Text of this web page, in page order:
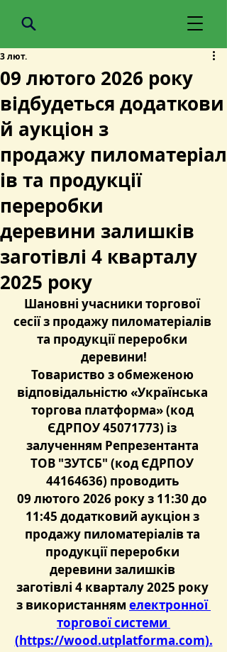
09 лютого 2026 року
відбудеться додаткови
й аукціон з
продажу пиломатеріал
ів та продукції
переробки
деревини залишків
заготівлі 4 кварталу
2025 року
3 лют.
Шановні учасники торгової
сесії з продажу пиломатеріалів
та продукції переробки
деревини!
Товариство з обмеженою
відповідальністю «Українська
торгова платформа» (код
ЄДРПОУ 45071773) із
залученням Репрезентанта
ТОВ "ЗУТСБ" (код ЄДРПОУ
44164636) проводить
09 лютого 2026 року з 11:30 до
11:45 додатковий аукціон з
продажу пиломатеріалів та
продукції переробки
деревини залишків
заготівлі 4 кварталу 2025 року
з використанням електронної
торгової системи
(https://wood.utplatforma.com).